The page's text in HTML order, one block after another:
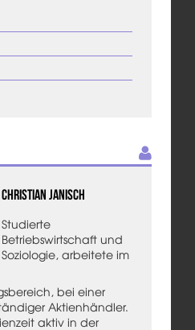
Christian Janisch
Studierte
Betriebswirtschaft und
Soziologie, arbeitete im
bei einer
Aktienhändler.
aktiv in der